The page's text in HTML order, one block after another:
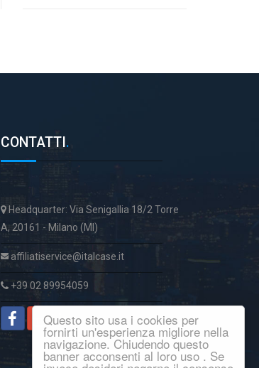
Questo sito usa i cookies per
fornirti un'esperienza migliore nella
navigazione. Chiudendo questo
banner acconsenti al loro uso . Se
CONTATTI .
Headquarter: Via Senigallia 18/2 Torre
A, 20161 - Milano (MI)
affiliatiservice@italcase.it
+39 02 89954059